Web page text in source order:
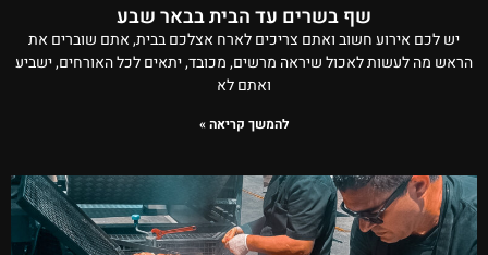
שף בשרים עד הבית בבאר שבע
יש לכם אירוע חשוב ואתם צריכים לארח אצלכם בבית, אתם שוברים את
הראש מה לעשות לאכול שיראה מרשים, מכובד, יתאים לכל האורחים, ישביע
ואתם לא
להמשך קריאה »